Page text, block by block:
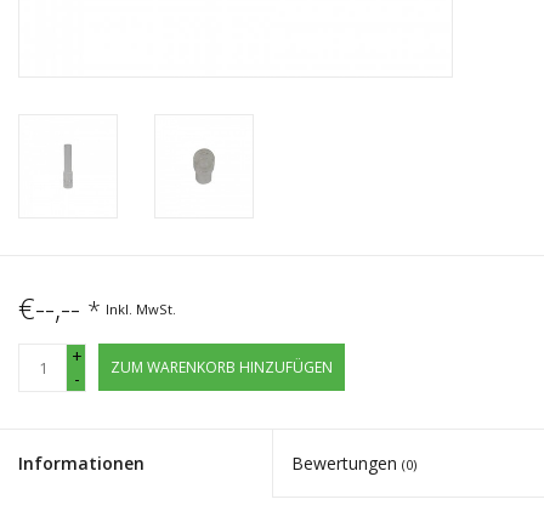
€--,-- * Inkl. MwSt.
+
-
ZUM WARENKORB HINZUFÜGEN
Informationen Bewertungen (0)